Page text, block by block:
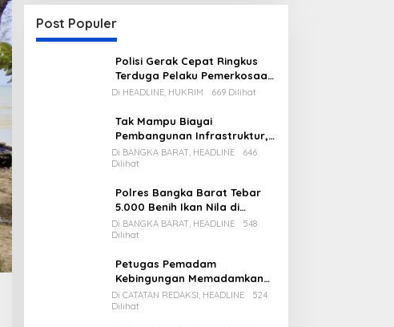
Post Populer
Polisi Gerak Cepat Ringkus
Terduga Pelaku Pemerkosaan
di Kecamatan Mentok
Di HEADLINE, HUKRIM 669 Dilihat
Tak Mampu Biayai
Pembangunan Infrastruktur,
Pemda Babar Rencana Utang
Rp65 M
Di BANGKA BARAT, HEADLINE
646
Dilihat
Polres Bangka Barat Tebar
5.000 Benih Ikan Nila di
Bozem Kampung Iklim
Di BANGKA BARAT, HEADLINE
548
Dilihat
Petugas Pemadam
Kebingungan Memadamkan
Apinya Sendiri
Di CATATAN REDAKSI, HEADLINE
524
Dilihat